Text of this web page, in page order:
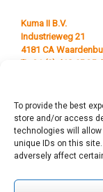
To provide the best
store and/or access
technologies will
unique IDs on this
adversely affect
Kuma II B.V.
Industrieweg 21
4181 CA
T +31 (0) 418 65 25